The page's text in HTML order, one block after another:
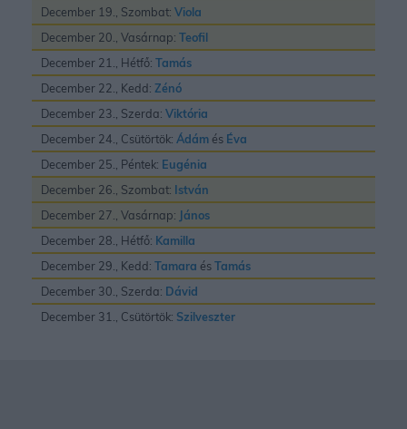
December 19., Szombat: Viola
December 20., Vasárnap: Teofil
December 21., Hétfő: Tamás
December 22., Kedd: Zénó
December 23., Szerda: Viktória
December 24., Csütörtök: Ádám és Éva
December 25., Péntek: Eugénia
December 26., Szombat: István
December 27., Vasárnap: János
December 28., Hétfő: Kamilla
December 29., Kedd: Tamara ésTamás
December 30., Szerda: Dávid
December 31., Csütörtök: Szilveszter